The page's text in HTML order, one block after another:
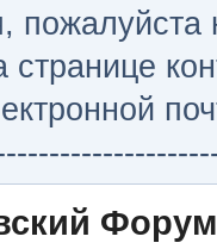
Форум